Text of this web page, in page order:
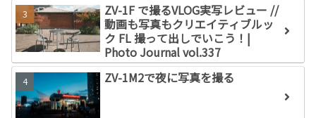
ZV-1F で撮るVLOG実写レビュー //
動画も写真もクリエイティブルッ
ク FL 撮って出しでいこう！|
Photo Journal vol.337
ZV-1M2で夜に写真を撮る